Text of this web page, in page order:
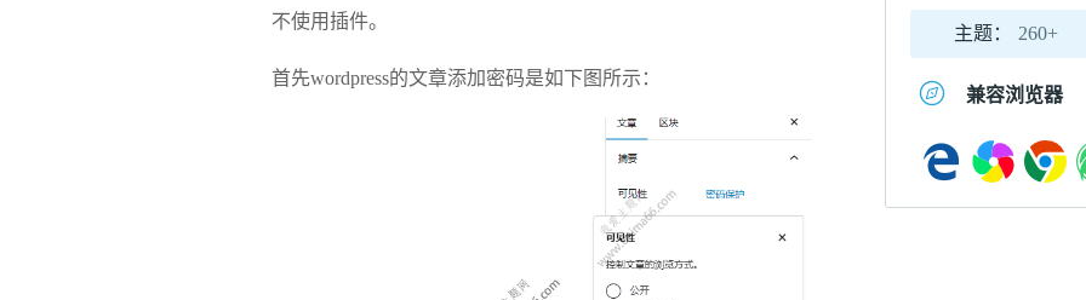
不使用插件。
首先wordpress的文章添加密码是如下图所示：
主题： 260+
兼容浏览器